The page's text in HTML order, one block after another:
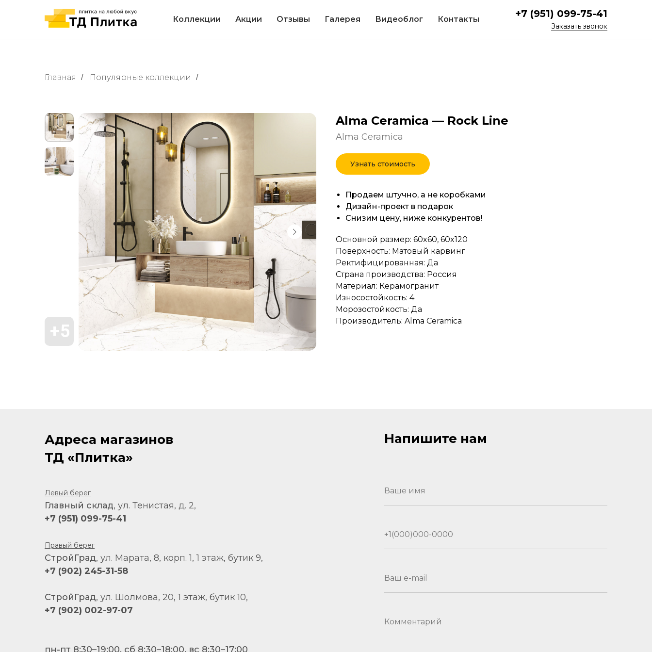
Коллекции Акции Отзывы Галерея Видеоблог Контакты +7 (951) 099-75-41
Заказать звонок
Главная / Популярные коллекции /
Alma Ceramica — Rock Line
Alma Ceramica
Узнать стоимость
Продаем штучно, а не коробками
Дизайн-проект в подарок
Снизим цену, ниже конкурентов!
Основной размер: 60x60, 60x120
Поверхность: Матовый карвинг
Ректифицированная: Да
Страна производства: Россия
Материал: Керамогранит
Износостойкость: 4
Морозостойкость: Да
Производитель: Alma Ceramica
Адреса магазинов
ТД «Плитка»
Левый берег
Главный склад, ул. Тенистая, д. 2,
+7 (951) 099-75-41
Правый берег
СтройГрад, ул. Марата, 8, корп. 1, 1 этаж, бутик 9,
+7 (902) 245-31-58
СтройГрад, ул. Шолмова, 20, 1 этаж, бутик 10,
+7 (902) 002-97-07
пн-пт 8:30–19:00, сб 8:30–18:00, вс 8:30–17:00
Напишите нам
Ваше имя
+1(000)000-0000
Ваш e-mail
Комментарий